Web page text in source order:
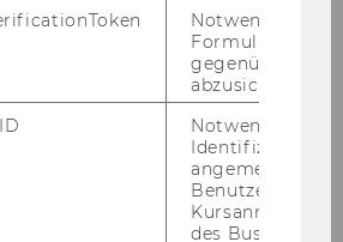
Notwendig, um
gegenüber
abzusichern.
Notwendig zur
Identifizierung
angemeldeten
Benutzers im
des Business